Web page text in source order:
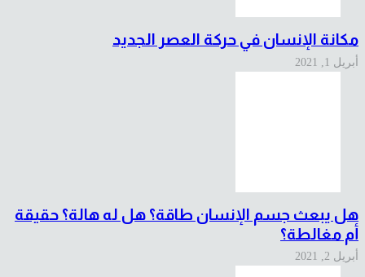
مكانة الإنسان في حركة العصر الجديد
أبريل 1, 2021
هل يبعث جسم الإنسان طاقة؟ هل له هالة؟ حقيقة
أم مغالطة؟
أبريل 2, 2021